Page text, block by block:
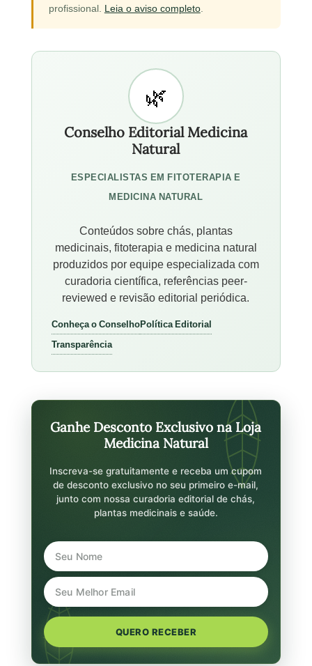
profissional. Leia o aviso completo.
Conselho Editorial Medicina
Natural
ESPECIALISTAS EM FITOTERAPIA E
MEDICINA NATURAL
Conteúdos sobre chás, plantas
medicinais, fitoterapia e medicina natural
produzidos por equipe especializada com
curadoria científica, referências peer-
reviewed e revisão editorial periódica.
Conheça o ConselhoPolítica Editorial
Transparência
Ganhe Desconto Exclusivo na Loja
Medicina Natural
Inscreva-se gratuitamente e receba um cupom
de desconto exclusivo no seu primeiro e-mail,
junto com nossa curadoria editorial de chás,
plantas medicinais e saúde.
QUERO RECEBER